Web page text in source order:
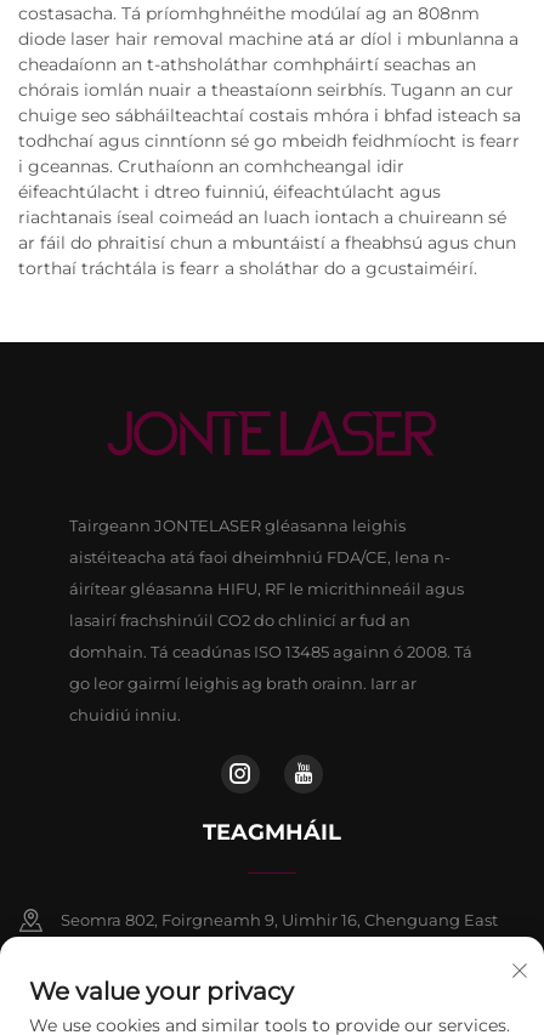
costasacha. Tá príomhghnéithe modúlaí ag an 808nm
diode laser hair removal machine atá ar díol i mbunlanna a
cheadaíonn an t-athsholáthar comhpháirtí seachas an
chórais iomlán nuair a theastaíonn seirbhís. Tugann an cur
chuige seo sábháilteachtaí costais mhóra i bhfad isteach sa
todhchaí agus cinntíonn sé go mbeidh feidhmíocht is fearr
i gceannas. Cruthaíonn an comhcheangal idir
éifeachtúlacht i dtreo fuinniú, éifeachtúlacht agus
riachtanais íseal coimeád an luach iontach a chuireann sé
ar fáil do phraitisí chun a mbuntáistí a fheabhsú agus chun
torthaí tráchtála is fearr a sholáthar do a gcustaiméirí.
Tairgeann JONTELASER gléasanna leighis
aistéiteacha atá faoi dheimhniú FDA/CE, lena n-
áirítear gléasanna HIFU, RF le micrithinneáil agus
lasairí frachshinúil CO2 do chlinicí ar fud an
domhain. Tá ceadúnas ISO 13485 againn ó 2008. Tá
go leor gairmí leighis ag brath orainn. Iarr ar
chuidiú inniu.
TEAGMHÁIL
Seomra 802, Foirgneamh 9, Uimhir 16, Chenguang East
+86-13911459627
We value your privacy
We use cookies and similar tools to provide our services.